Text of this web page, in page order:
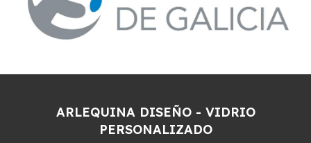
ARLEQUINA DISEÑO - VIDRIO
PERSONALIZADO